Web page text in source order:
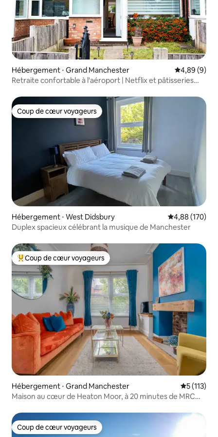
Hébergement ⋅ Grand Manchester Évaluation
4,89 (9)
Retraite confortable à l'aéroport | Netflix et pâtisseries
Coup de cœur voyageurs
Coup de cœur voyageurs
Hébergement ⋅ West Didsbury Évaluation
4,88 (170)
Duplex spacieux célébrant la musique de Manchester
Coups de cœur voyageurs les plus appréciés
Coup de cœur voyageurs
Hébergement ⋅ Grand Manchester Évaluation
5 (113)
Maison au cœur de Heaton Moor, à 20 minutes de MRC
Coup de cœur voyageurs
Coup de cœur voyageurs